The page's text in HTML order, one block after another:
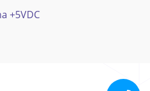
+5VDC